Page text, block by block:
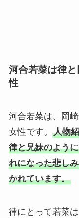
河合若菜は律
性
河合若菜は、岡
女性です。 人物
律と兄妹のよう
れになった悲し
かれています。
律にとって若菜